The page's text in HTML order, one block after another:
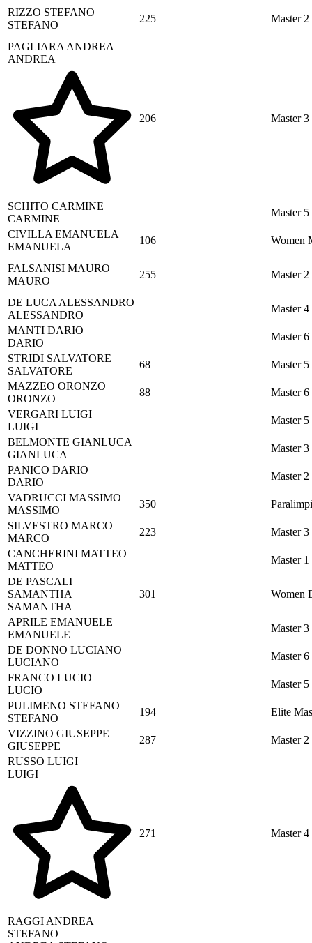
RIZZO STEFANO
STEFANO
225 Master 2
PAGLIARA ANDREA
ANDREA
206 Master 3
SCHITO CARMINE
CARMINE
Master 5
CIVILLA EMANUELA
EMANUELA
106 Women
FALSANISI MAURO
MAURO
255 Master 2
DE LUCA ALESSANDRO
ALESSANDRO
Master 4
MANTI DARIO
DARIO
Master 6
STRIDI SALVATORE
SALVATORE
68
Master 5
MAZZEO ORONZO
ORONZO
88
Master 6
VERGARI LUIGI
LUIGI
Master 5
BELMONTE GIANLUCA
GIANLUCA
Master 3
PANICO DARIO
DARIO
Master 2
VADRUCCI MASSIMO
MASSIMO
350
SILVESTRO MARCO
MARCO
223
Master 3
CANCHERINI MATTEO
MATTEO
Master 1
DE PASCALI
SAMANTHA
SAMANTHA
301 Women
APRILE EMANUELE
EMANUELE
Master 3
DE DONNO LUCIANO
LUCIANO
Master 6
FRANCO LUCIO
LUCIO
Master 5
PULIMENO STEFANO
STEFANO
194
Elite
VIZZINO GIUSEPPE
GIUSEPPE
287
Master 2
RUSSO LUIGI
LUIGI
271 Master 4
RAGGI ANDREA
STEFANO